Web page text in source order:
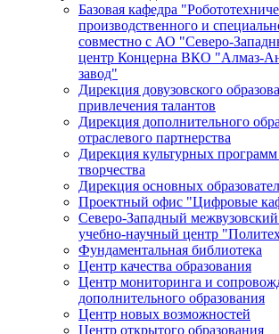
Базовая кафедра
производственного и
совместно с АО "Северо-
центр Концерна ВКО "Алмаз-
завод"
Дирекция довузовского
привлечения талантов
Дирекция дополнительного
отраслевого партнерства
Дирекция культурных
творчества
Дирекция основных
Проектный офис "Цифровые
Северо-Западный
учебно-научный центр
Фундаментальная библиотека
Центр качества образования
Центр мониторинга и
дополнительного образования
Центр новых возможностей
Центр открытого образования